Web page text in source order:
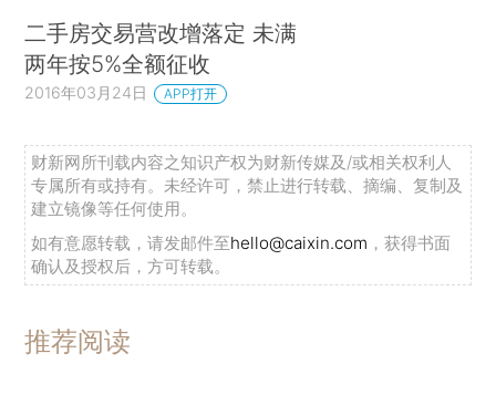
二手房交易营改增落定 未满
两年按5%全额征收
2016年03月24日 APP打开
财新网所刊载内容之知识产权为财新传媒及/或相关权利人
专属所有或持有。未经许可，禁止进行转载、摘编、复制及
建立镜像等任何使用。
如有意愿转载，请发邮件至hello@caixin.com ，获得书面
确认及授权后，方可转载。
推荐阅读